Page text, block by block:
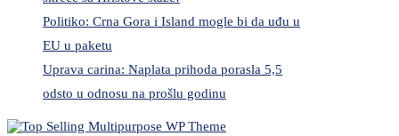
Politiko: Crna Gora i Island mogle bi da uđu u
EU u paketu
Uprava carina: Naplata prihoda porasla 5,5
odsto u odnosu na prošlu godinu